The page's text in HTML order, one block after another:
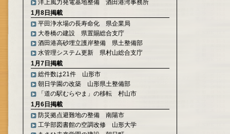
洋上風力発電基地整備 酒田港湾事務所
1月8日掲載
平田浄水場の長寿命化 県企業局
大巻橋の建設 県置賜総合支庁
酒田港高砂埋立護岸整備 県土整備部
水管理システム更新 県村山総合支庁
1月7日掲載
総件数は21件 山形市
朝日学園の改築 山形県土整備部
「道の駅むらやま」の移転 村山市
1月6日掲載
防災拠点避難地の整備 南陽市
工学部図書館の空調改修 山形大学